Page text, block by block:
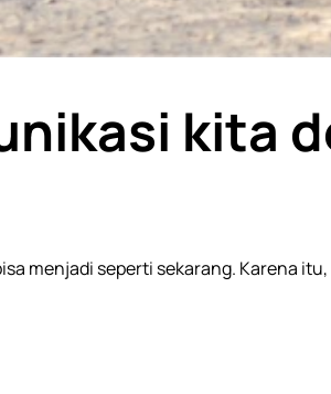
kita
menjadi seperti sekarang. Karena